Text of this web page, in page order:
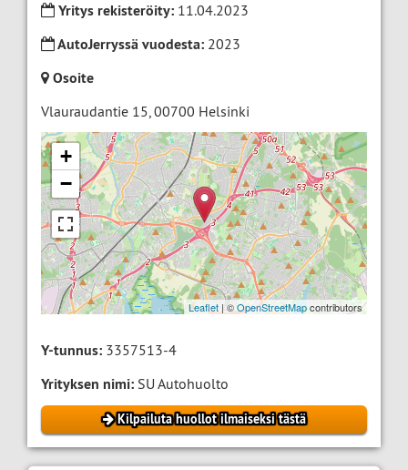
Yritys rekisteröity: 11.04.2023
AutoJerryssä vuodesta: 2023
Osoite
Vlauraudantie 15,00700 Helsinki
+
−
Leaflet | ©OpenStreetMapcontributors
Y-tunnus: 3357513-4
Yrityksen nimi: SU Autohuolto
Kilpailuta huollot ilmaiseksi tästä